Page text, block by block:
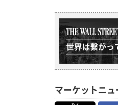
マーケットニュ